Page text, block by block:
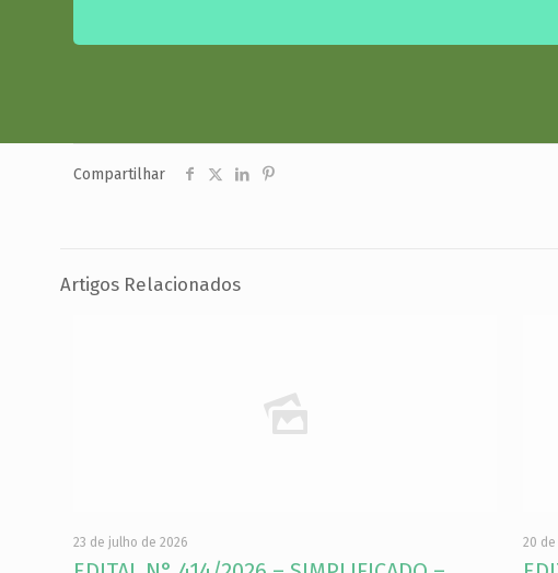
Compartilhar
Artigos Relacionados
23 de julho de 2026 20